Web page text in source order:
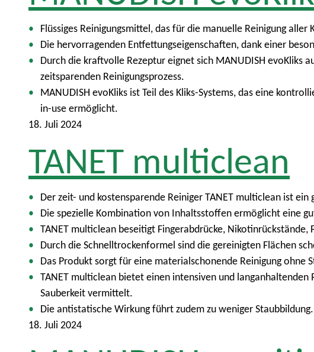
Flüssiges Reinigungsmittel, das für die manuelle Reinigung
Die hervorragenden Entfettungseigenschaften, dank einer
Durch die kraftvolle Rezeptur eignet sich MANUDISH evoKliks
zeitsparenden Reinigungsprozess.
MANUDISH evoKliks ist Teil des Kliks-Systems, das eine
in-use ermöglicht.
18. Juli 2024
TANET multiclean
Der zeit- und kostensparende Reiniger TANET multiclean ist
Die spezielle Kombination von Inhaltsstoffen ermöglicht eine
TANET multiclean beseitigt Fingerabdrücke,
Durch die Schnelltrockenformel sind die gereinigten Flächen
Das Produkt sorgt für eine materialschonende Reinigung ohne
TANET multiclean bietet einen intensiven und
Sauberkeit vermittelt.
Die antistatische Wirkung führt zudem zu weniger Staubbildung.
18. Juli 2024